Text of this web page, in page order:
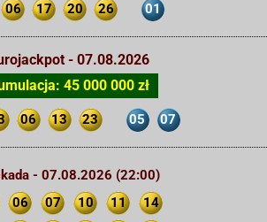
06 17 20 26 01
- 07.08.2026
45 000 000 zł
06 13 23 05 07
- 07.08.2026 (22:00)
06 07 10 11
14